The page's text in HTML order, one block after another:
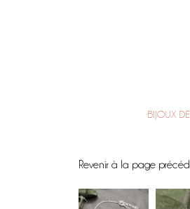
BIJOUX
Revenir à la page